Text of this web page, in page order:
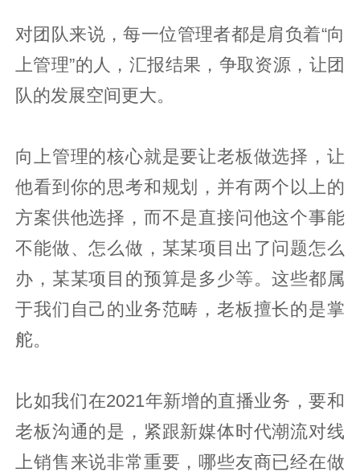
对团队来说，每一位管理者都是肩负着“向
上管理”的人，汇报结果，争取资源，让团
队的发展空间更大。
向上管理的核心就是要让老板做选择，让
他看到你的思考和规划，并有两个以上的
方案供他选择，而不是直接问他这个事能
不能做、怎么做，某某项目出了问题怎么
办，某某项目的预算是多少等。这些都属
于我们自己的业务范畴，老板擅长的是掌
舵。
比如我们在2021年新增的直播业务，要和
老板沟通的是，紧跟新媒体时代潮流对线
上销售来说非常重要，哪些友商已经在做